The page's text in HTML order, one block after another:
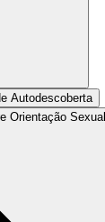
Autodescoberta
Orientação Sexual